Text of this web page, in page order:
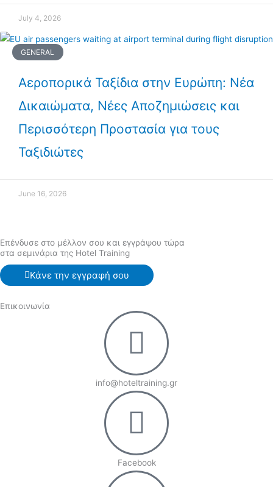
July 4, 2026
GENERAL
Αεροπορικά Ταξίδια στην Ευρώπη: Νέα
Δικαιώματα, Νέες Αποζημιώσεις και
Περισσότερη Προστασία για τους
Ταξιδιώτες
June 16, 2026
Επένδυσε στο μέλλον σου και εγγράψου τώρα
στα σεμινάρια της Hotel Training
Κάνε την εγγραφή σου
Επικοινωνία
info@hoteltraining.gr
Facebook